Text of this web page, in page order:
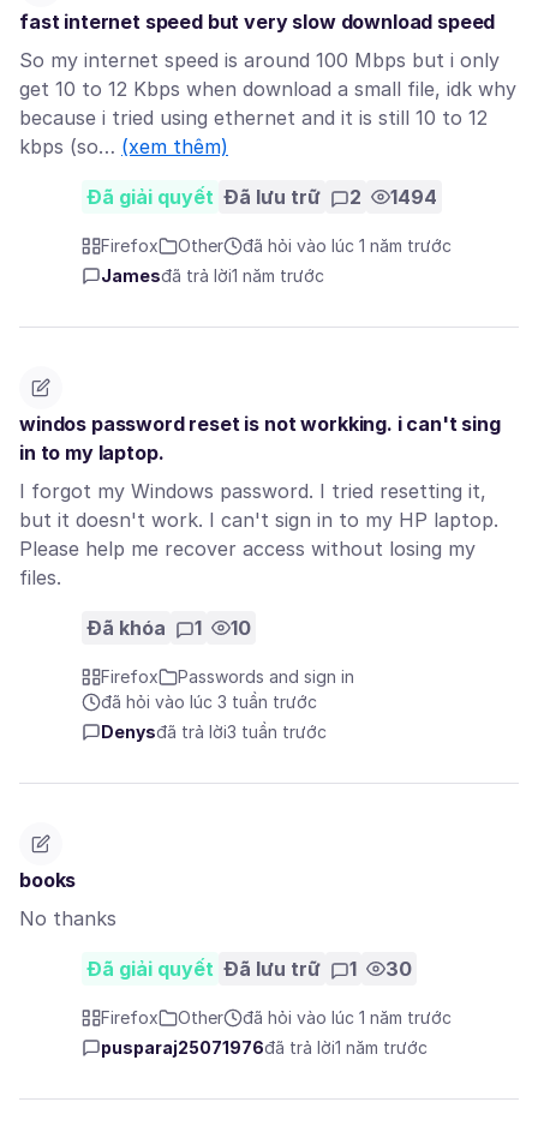
fast internet speed but very slow download speed
So my internet speed is around 100 Mbps but i only
get 10 to 12 Kbps when download a small file, idk why
because i tried using ethernet and it is still 10 to 12
kbps (so… (xem thêm)
Đã giải quyết Đã lưu trữ 2 1494
Firefox Other
đã hỏi vào lúc 1 năm trước
Jamesđã trả lời1 năm trước
windos password reset is not workking. i can't sing
in to my laptop.
I forgot my Windows password. I tried resetting it,
but it doesn't work. I can't sign in to my HP laptop.
Please help me recover access without losing my
files.
Đã khóa 1 10
Firefox
Passwords and sign in
đã hỏi vào lúc 3 tuần trước
Denysđã trả lời3 tuần trước
books
No thanks
Đã giải quyết Đã lưu trữ 1 30
Firefox Other
đã hỏi vào lúc 1 năm trước
pusparaj25071976đã trả lời1 năm trước